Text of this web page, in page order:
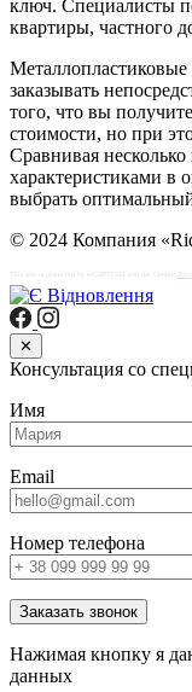
ключ. Специалисты
квартиры, частного
заказывать
того, что вы
стоимости, но при
Сравнивая
характеристиками в
выбрать
© 2024 Компания
✕
Консультация со
Имя
Email
Номер телефона
Заказать звонок
Нажимая кнопку я
данных